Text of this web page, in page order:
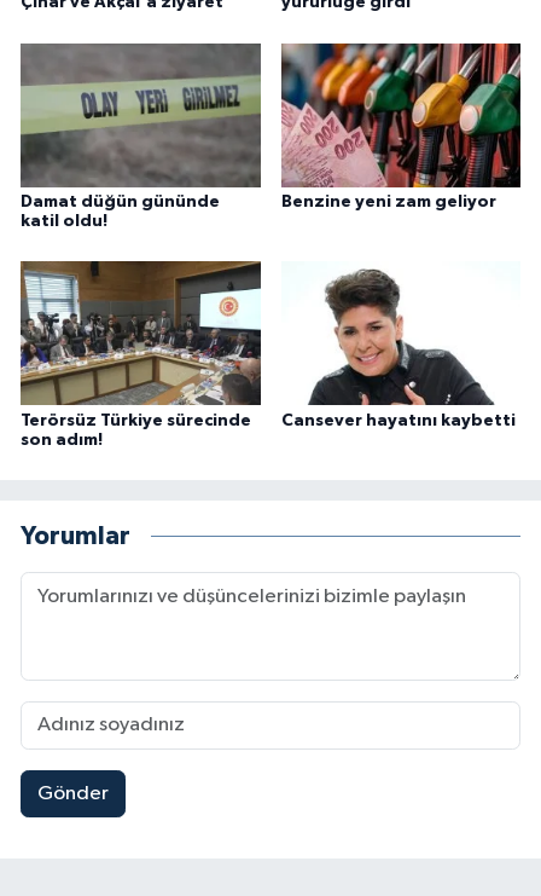
Damat düğün gününde
katil oldu!
Benzine yeni zam geliyor
Terörsüz Türkiye sürecinde
son adım!
Cansever hayatını kaybetti
Yorumlar
Gönder